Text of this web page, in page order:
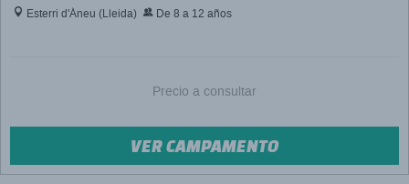
Esterri d'Àneu (Lleida)
De 8 a 12 años
Precio a consultar
VER CAMPAMENTO